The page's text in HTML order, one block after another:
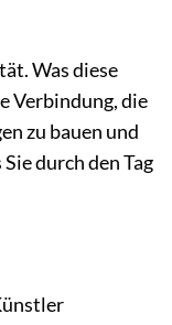
Was diese
Verbindung, die
zu bauen und
durch den Tag